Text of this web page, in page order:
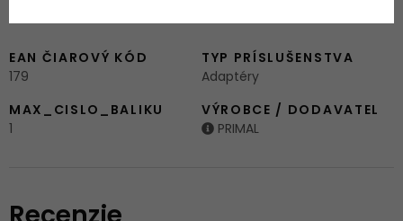
EAN ČIAROVÝ KÓD
179
TYP PRÍSLUŠENSTVA
Adaptéry
MAX_CISLO_BALIKU
1
VÝROBCE / DODAVATEL
PRIMAL